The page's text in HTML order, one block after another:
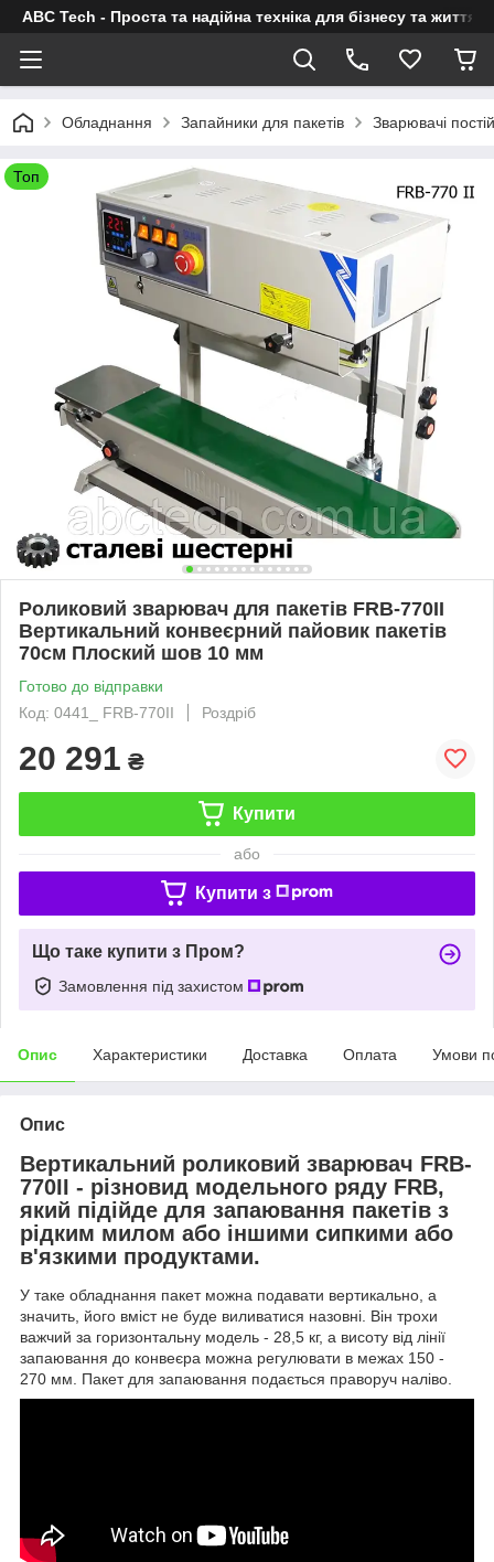
ABC Tech - Проста та надійна техніка для бізнесу та життя
Обладнання Запайники для пакетів Зварювачі
Топ
Роликовий зварювач для пакетів FRB-770II
Вертикальний конвеєрний пайовик пакетів
70см Плоский шов 10 мм
Готово до відправки
Код: 0441_ FRB-770II
Роздріб
20 291 ₴
Купити
або
Купити з
Що таке купити з Пром?
Замовлення під захистом
Опис Характеристики Доставка Оплата Умови
Опис
Вертикальний роликовий зварювач FRB-
770II - різновид модельного ряду FRB,
який підійде для запаювання пакетів з
рідким милом або іншими сипкими або
в'язкими продуктами.
У таке обладнання пакет можна подавати вертикально, а
значить, його вміст не буде виливатися назовні. Він трохи
важчий за горизонтальну модель - 28,5 кг, а висоту від лінії
запаювання до конвеєра можна регулювати в межах 150 -
270 мм. Пакет для запаювання подається праворуч наліво.